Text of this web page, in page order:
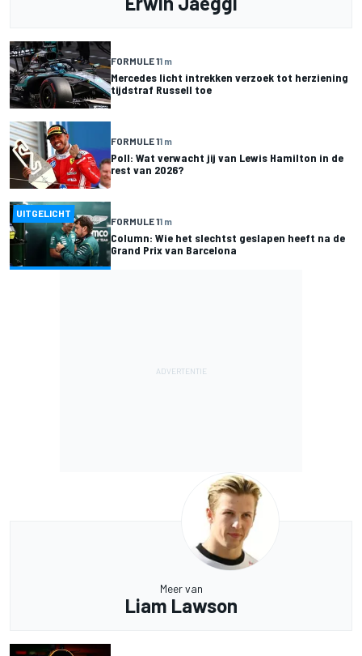
FORMULE 11 m
Mercedes licht intrekken verzoek tot herziening
tijdstraf Russell toe
FORMULE 11 m
Poll: Wat verwacht jij van Lewis Hamilton in de
rest van 2026?
UITGELICHT
FORMULE 11 m
Column: Wie het slechtst geslapen heeft na de
Grand Prix van Barcelona
Meer van
Liam Lawson